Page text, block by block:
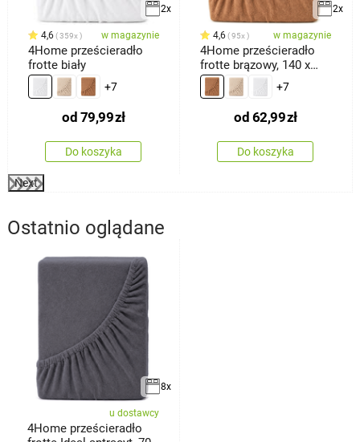
2x
4,6 359x w magazynie
4Home prześcieradło
frotte biały
+7
od 79,99zł
Do koszyka
2x
4,6 95x w magazynie
4Home prześcieradło
frotte brązowy, 140 x
200 cm
+7
od 62,99zł
Do koszyka
Next
Ostatnio oglądane
8x
u dostawcy
4Home prześcieradło